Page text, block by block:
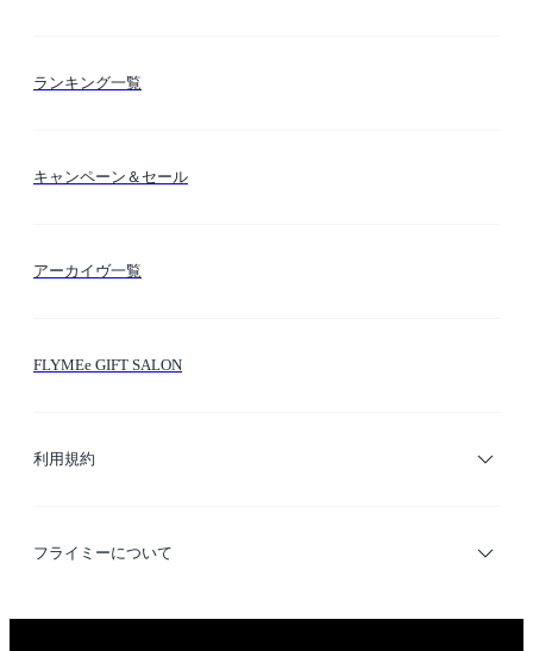
カテゴリー検索
ランキング一覧
キャンペーン＆セール
アーカイヴ一覧
FLYMEe GIFT SALON
利用規約
利用規約
フライミーについて